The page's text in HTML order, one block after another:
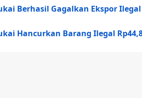
Berhasil Gagalkan Ekspor
Hancurkan Barang Ilegal